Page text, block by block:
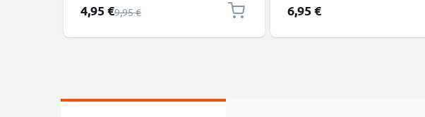
Sonderpreis
4,95 €Regulärer Preis
9,95 € 6,95 €